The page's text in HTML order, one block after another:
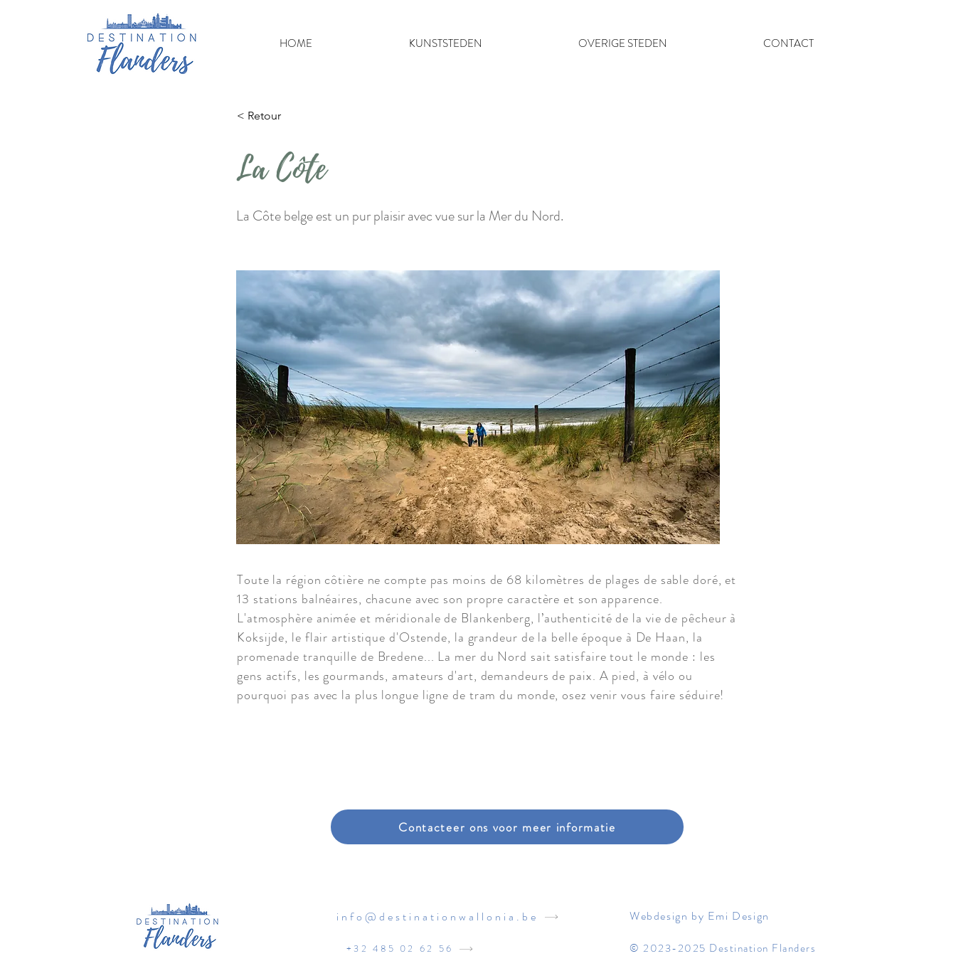
HOME KUNSTSTEDEN OVERIGE STEDEN CONTACT
< Retour
La Côte
La Côte belge est un pur plaisir avec vue sur la Mer du Nord.
Toute la région côtière ne compte pas moins de 68 kilomètres de plages de sable doré, et
13 stations balnéaires, chacune avec son propre caractère et son apparence.
L'atmosphère animée et méridionale de Blankenberg, l’authenticité de la vie de pêcheur à
Koksijde, le flair artistique d'Ostende, la grandeur de la belle époque à De Haan, la
promenade tranquille de Bredene... La mer du Nord sait satisfaire tout le monde : les
gens actifs, les gourmands, amateurs d'art, demandeurs de paix. A pied, à vélo ou
pourquoi pas avec la plus longue ligne de tram du monde, osez venir vous faire séduire!
Contacteer ons voor meer informatie
info@destinationwallonia.be
+32 485 02 62 56
Webdesign by Emi Design
© 2023-2025 Destination Flanders